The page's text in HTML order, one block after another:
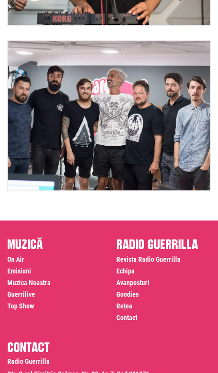
Muzică
On Air
Emisiuni
Muzica Noastra
Guerrilive
Top Show
Radio Guerrilla
Revista Radio Guerrilla
Echipa
Avanposturi
Goodies
Rețea
Contact
Contact
Radio Guerrilla